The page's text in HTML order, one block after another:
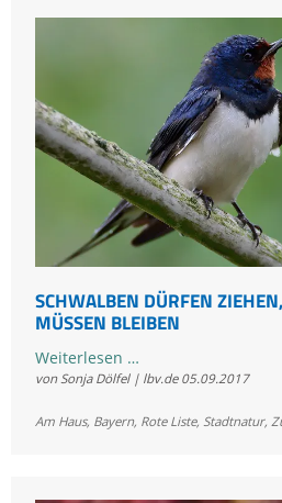
SCHWALBEN DÜRFEN
MÜSSEN BLEIBEN
Weiterlesen …Schwalben
dürfen
von Sonja Dölfel | lbv.de 05.09.2017
Am Haus, Bayern, Rote Liste, Stadtnatur,